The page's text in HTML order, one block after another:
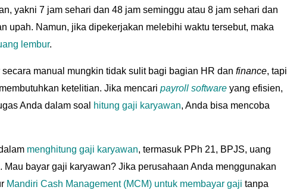
yakni 7 jam sehari dan 48 jam seminggu atau 8 jam sehari dan
upah. Namun, jika dipekerjakan melebihi waktu tersebut, maka
lembur.
manual mungkin tidak sulit bagi bagian HR dan finance, tapi
ketelitian. Jika mencari payroll software yang efisien,
Anda dalam soal
hitung gaji karyawan, Anda bisa mencoba
menghitung gaji karyawan, termasuk PPh 21, BPJS, uang
Mau bayar gaji karyawan? Jika perusahaan Anda menggunakan
Mandiri Cash Management (MCM) untuk membayar gaji tanpa